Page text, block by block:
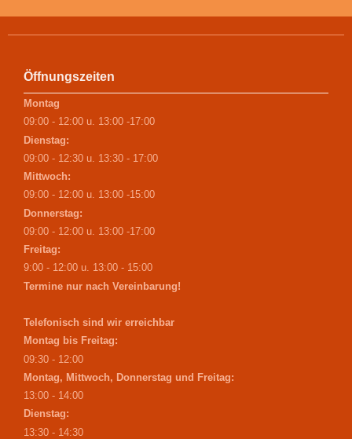
Öffnungszeiten
Montag
09:00 - 12:00 u. 13:00 -17:00
Dienstag:
09:00 - 12:30 u. 13:30 - 17:00
Mittwoch:
09:00 - 12:00 u. 13:00 -15:00
Donnerstag:
09:00 - 12:00 u. 13:00 -17:00
Freitag:
9:00 - 12:00 u. 13:00 - 15:00
Termine nur nach Vereinbarung!
Telefonisch sind wir erreichbar
Montag bis Freitag:
09:30 - 12:00
Montag, Mittwoch, Donnerstag und Freitag:
13:00 - 14:00
Dienstag:
13:30 - 14:30